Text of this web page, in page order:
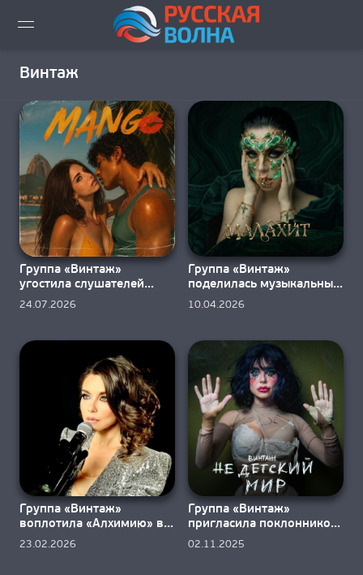
ВИДЕО LIVE
НОВОСТИ
НОВИНКИ ЭФИРА
ПЛЕЙЛИСТ
СКАЧАТЬ ЭФИР
КАК СЛУШАТЬ!?
Винтаж
Группа «Винтаж»
угостила слушателей
клипом «Манго»
24.07.2026
Группа «Винтаж»
поделилась музыкальным
«Малахитом»
10.04.2026
Группа «Винтаж»
воплотила «Алхимию» в
видео
23.02.2026
Группа «Винтаж»
пригласила поклонников
в «Недетский мир»
02.11.2025